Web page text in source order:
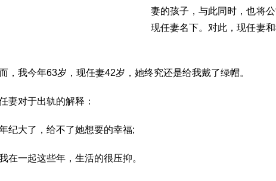
妻的孩子，与此同时，也将
现任妻名下。对此，现任妻
我今年63岁，现任妻42岁，她终究还是给我戴了绿帽。
对于出轨的解释：
大了，给不了她想要的幸福;
一起这些年，生活的很压抑。